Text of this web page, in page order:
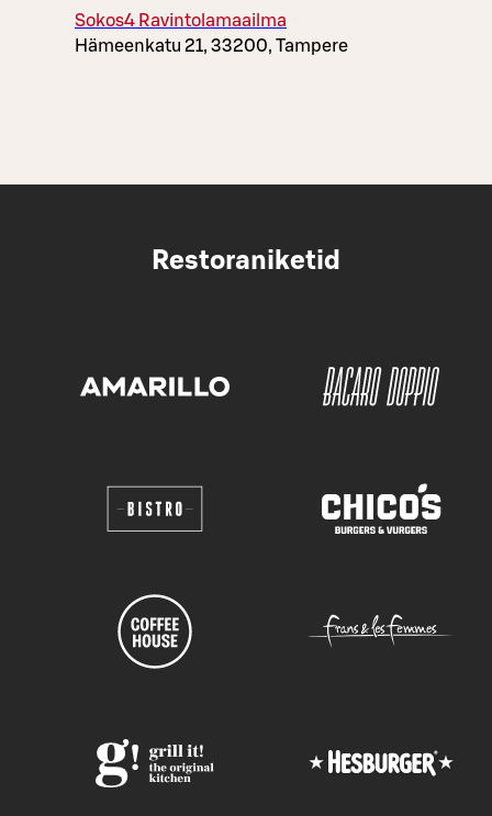
Sokos4 Ravintolamaailma
Hämeenkatu 21, 33200, Tampere
Restoraniketid